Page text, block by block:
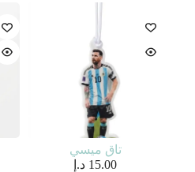
تاق ميسي
15.00 د.إ